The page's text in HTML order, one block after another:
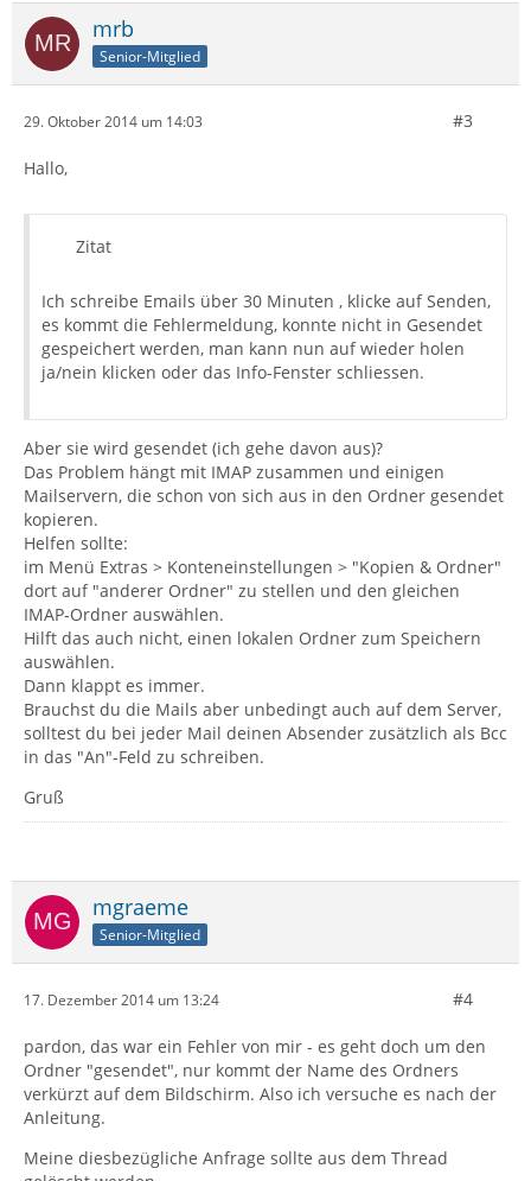
mrb
Senior-Mitglied
29. Oktober 2014 um 14:03 #3
Hallo,
Zitat
Ich schreibe Emails über 30 Minuten , klicke auf Senden,
es kommt die Fehlermeldung, konnte nicht in Gesendet
gespeichert werden, man kann nun auf wieder holen
ja/nein klicken oder das Info-Fenster schliessen.
Aber sie wird gesendet (ich gehe davon aus)?
Das Problem hängt mit IMAP zusammen und einigen
Mailservern, die schon von sich aus in den Ordner gesendet
kopieren.
Helfen sollte:
im Menü Extras > Konteneinstellungen > "Kopien & Ordner"
dort auf "anderer Ordner" zu stellen und den gleichen
IMAP-Ordner auswählen.
Hilft das auch nicht, einen lokalen Ordner zum Speichern
auswählen.
Dann klappt es immer.
Brauchst du die Mails aber unbedingt auch auf dem Server,
solltest du bei jeder Mail deinen Absender zusätzlich als Bcc
in das "An"-Feld zu schreiben.
Gruß
mgraeme
Senior-Mitglied
17. Dezember 2014 um 13:24 #4
pardon, das war ein Fehler von mir - es geht doch um den
Ordner "gesendet", nur kommt der Name des Ordners
verkürzt auf dem Bildschirm. Also ich versuche es nach der
Anleitung.
Meine diesbezügliche Anfrage sollte aus dem Thread